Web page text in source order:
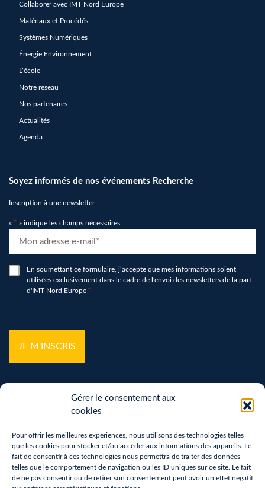
Gérer le consentement aux
cookies
Pour offrir les meilleures expériences, nous utilisons des technologies telles
que les cookies pour stocker et/ou accéder aux informations des appareils. Le
fait de consentir à ces technologies nous permettra de traiter des données
telles que le comportement de navigation ou les ID uniques sur ce site. Le fait
de ne pas consentir ou de retirer son consentement peut avoir un effet négatif
Collaborer avec IMT Nord Europe
Matériaux et Procédés
Systèmes Numériques
Énergie Environnement
L’école
Notre réseau
Nos partenaires
Actualités
Agenda
Soyez informés de nos événements Recherche
Inscription à une newsletter
« * » indique les champs nécessaires
*
RGPDEn soumettant ce formulaire, j’accepte que mes informations soient
utilisées exclusivement dans le cadre de l'envoi des newsletters de la part
d'IMT Nord Europe *
Mentions légales
Politique de confidentialité